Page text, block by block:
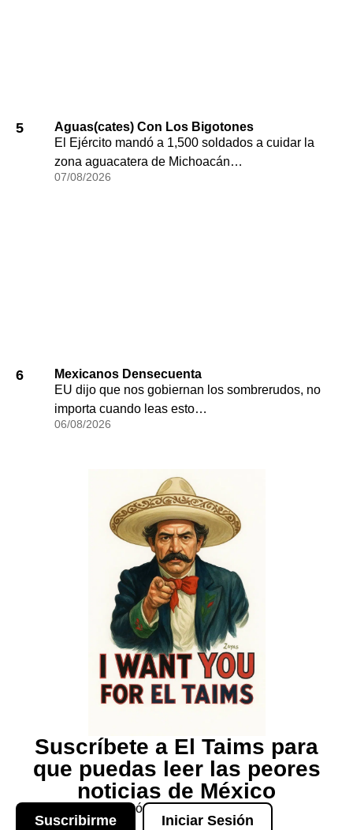
5
Aguas(cates) Con Los Bigotones
El Ejército mandó a 1,500 soldados a cuidar la
zona aguacatera de Michoacán…
07/08/2026
6
Mexicanos Densecuenta
EU dijo que nos gobiernan los sombrerudos, no
importa cuando leas esto…
06/08/2026
Suscríbete a El Taims para
que puedas leer las peores
noticias de México
Suscribirme
ó
Iniciar Sesión